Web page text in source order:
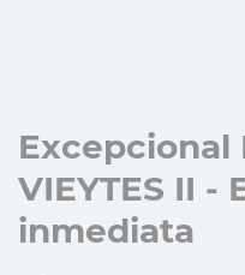
Excepcional
VIEYTES II -
inmediata